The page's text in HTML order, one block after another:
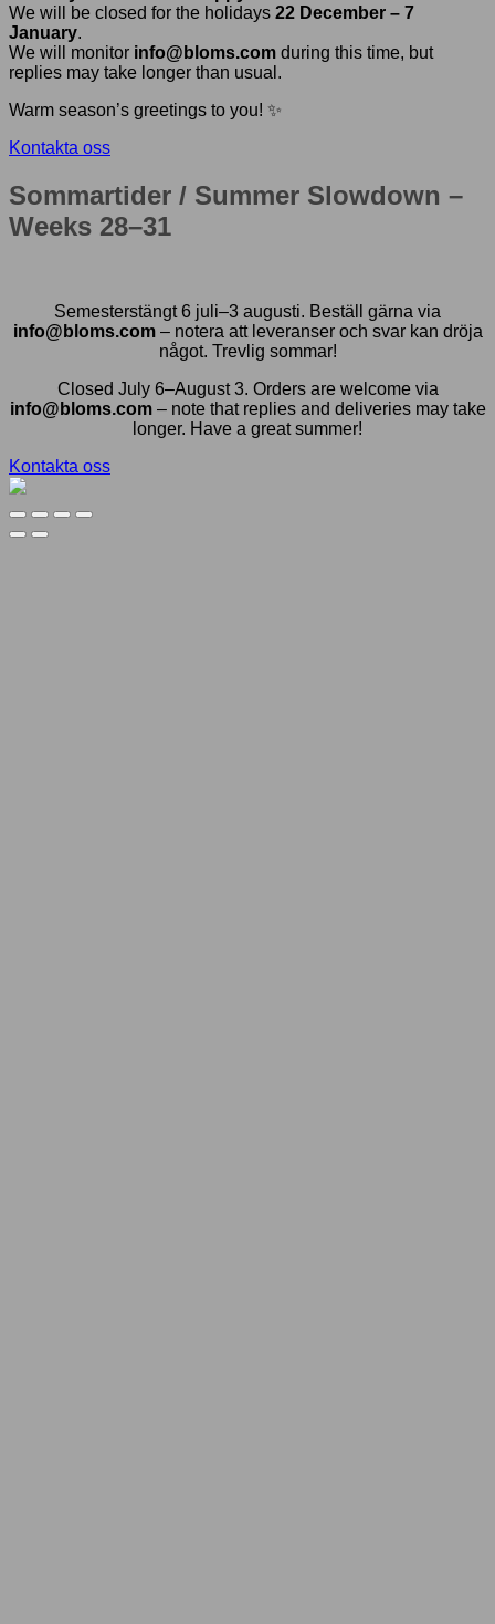
We will be closed for the holidays 22 December – 7
January.
We will monitor info@bloms.com during this time, but
replies may take longer than usual.
Warm season’s greetings to you! ✨
Kontakta oss
Sommartider / Summer Slowdown –
Weeks 28–31
Semesterstängt 6 juli–3 augusti. Beställ gärna via
info@bloms.com– notera att leveranser och svar kan dröja
något. Trevlig sommar!
Closed July 6–August 3. Orders are welcome via
info@bloms.com– note that replies and deliveries may take
longer. Have a great summer!
Kontakta oss